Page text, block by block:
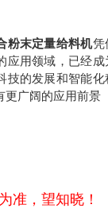
粉末定量给料机凭
应用领域，已经成
技的发展和智能
更广阔的应用前景
准，望知晓！